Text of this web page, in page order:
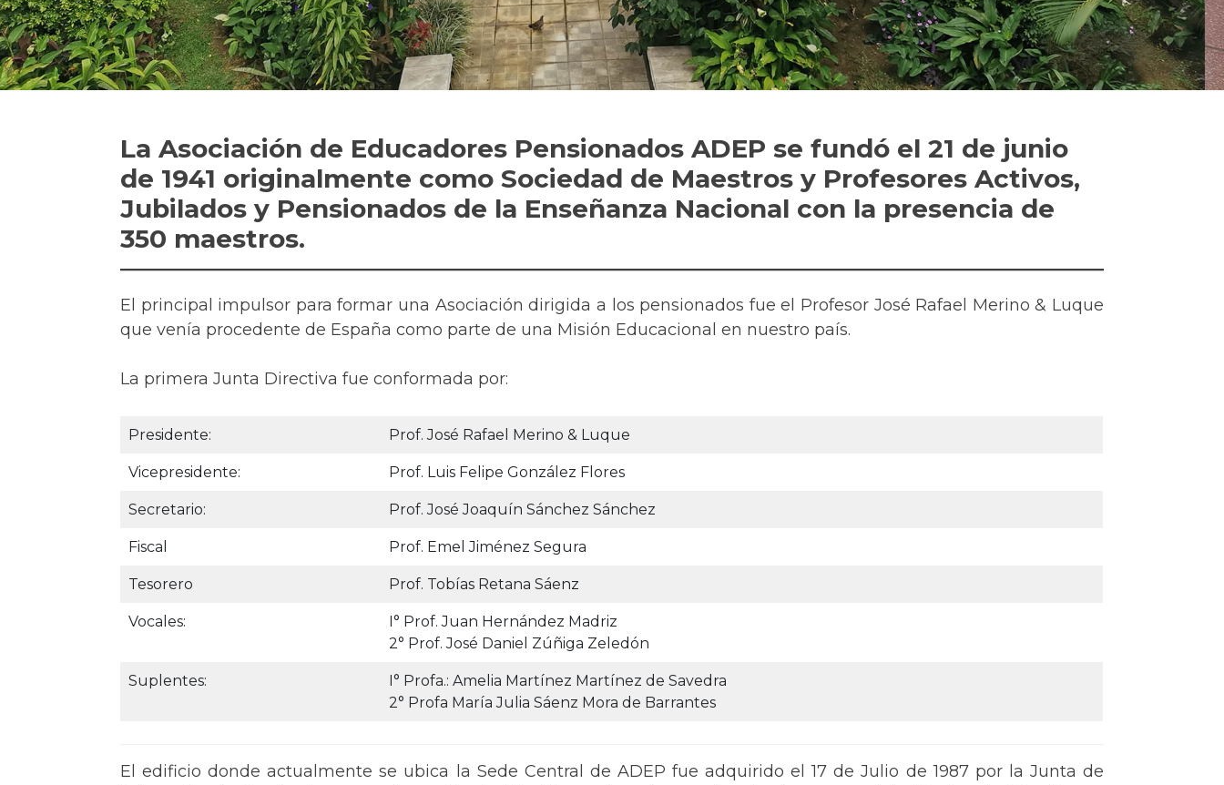
La Asociación de Educadores Pensionados ADEP se fundó el 21 de junio
de 1941 originalmente como Sociedad de Maestros y Profesores Activos,
Jubilados y Pensionados de la Enseñanza Nacional con la presencia de
350 maestros.
El principal impulsor para formar una Asociación dirigida a los pensionados fue el Profesor José Rafael Merino & Luque
que venía procedente de España como parte de una Misión Educacional en nuestro país.
La primera Junta Directiva fue conformada por:
Presidente: Prof. José Rafael Merino & Luque
Vicepresidente: Prof. Luis Felipe González Flores
Secretario: Prof. José Joaquín Sánchez Sánchez
Fiscal Prof. Emel Jiménez Segura
Tesorero Prof. Tobías Retana Sáenz
Vocales:
I° Prof. Juan Hernández Madriz
2° Prof. José Daniel Zúñiga Zeledón
Suplentes:
I° Profa.: Amelia Martínez Martínez de Savedra
2° Profa María Julia Sáenz Mora de Barrantes
El edificio donde actualmente se ubica la Sede Central de ADEP fue adquirido el 17 de Julio de 1987 por la Junta de